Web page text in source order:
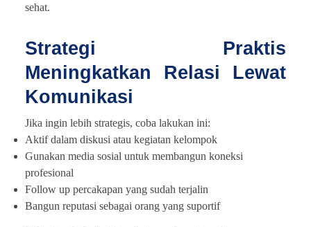
sehat.
Strategi Praktis
Meningkatkan Relasi Lewat
Komunikasi
Jika ingin lebih strategis, coba lakukan ini:
Aktif dalam diskusi atau kegiatan kelompok
Gunakan media sosial untuk membangun koneksi
profesional
Follow up percakapan yang sudah terjalin
Bangun reputasi sebagai orang yang suportif